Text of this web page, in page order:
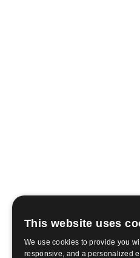
This website uses
We use cookies to provide you
responsive, and a personalized